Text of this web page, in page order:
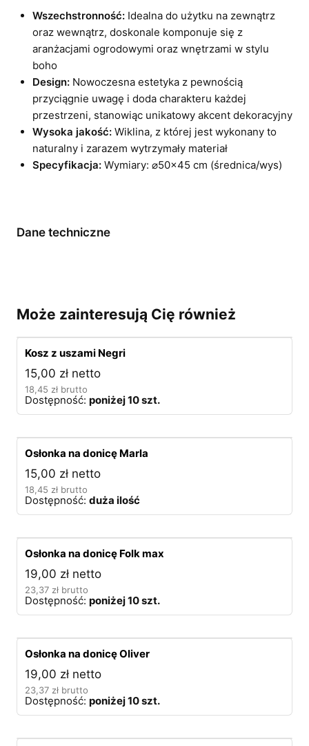
Wszechstronność: Idealna do użytku na zewnątrz
oraz wewnątrz, doskonale komponuje się z
aranżacjami ogrodowymi oraz wnętrzami w stylu
boho
Design:Nowoczesna estetyka z pewnością
przyciągnie uwagę i doda charakteru każdej
przestrzeni, stanowiąc unikatowy akcent dekoracyjny
Wysoka jakość:Wiklina, z której jest wykonany to
naturalny i zarazem wytrzymały materiał
Specyfikacja:Wymiary: ⌀50×45 cm (średnica/wys)
Dane techniczne
Może zainteresują Cię również
Kosz z uszami Negri
15,00 zł netto
18,45 zł brutto
Dostępność: poniżej 10 szt.
Osłonka na donicę Marla
15,00 zł netto
18,45 zł brutto
Dostępność: duża ilość
Osłonka na donicę Folk max
19,00 zł netto
23,37 zł brutto
Dostępność: poniżej 10 szt.
Osłonka na donicę Oliver
19,00 zł netto
23,37 zł brutto
Dostępność: poniżej 10 szt.